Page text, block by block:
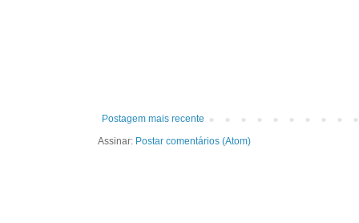
Postagem mais recente
Assinar: Postar comentários (Atom)